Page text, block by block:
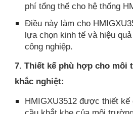
phí tổng thể cho hệ thống
Điều này làm cho
lựa chọn kinh tế và hiệu
công nghiệp.
7. Thiết kế phù hợp cho môi
khắc nghiệt:
HMIGXU3512 được thiết